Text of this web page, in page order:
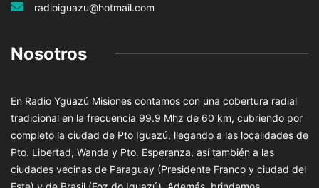
radioiguazu@hotmail.com
Nosotros
En Radio Yguazú Misiones contamos con una cobertura radial
tradicional en la frecuencia 99.9 Mhz de 60 km, cubriendo por
completo la ciudad de Pto Iguazú, llegando a las localidades de
Pto. Libertad, Wanda y Pto. Esperanza, así también a las
ciudades vecinas de Paraguay (Presidente Franco y ciudad del